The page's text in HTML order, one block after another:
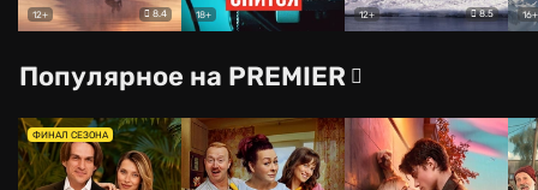
12+ 8.4 18+ 12+ 8.5 16+
Популярное на PREMIER
ФИНАЛ СЕЗОНА